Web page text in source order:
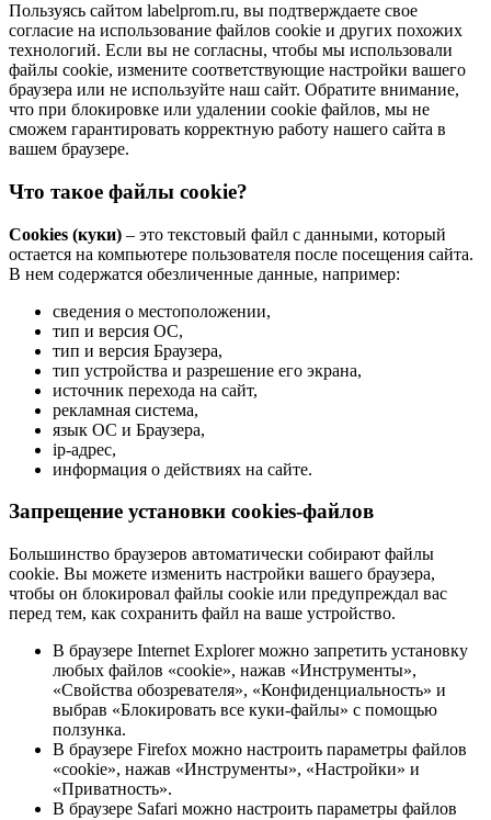
Пользуясь сайтом labelprom.ru, вы подтверждаете свое
согласие на использование файлов cookie и других похожих
технологий. Если вы не согласны, чтобы мы использовали
файлы cookie, измените соответствующие настройки вашего
браузера или не используйте наш сайт. Обратите внимание,
что при блокировке или удалении cookie файлов, мы не
сможем гарантировать корректную работу нашего сайта в
вашем браузере.
Что такое файлы cookie?
Cookies (куки) – это текстовый файл с данными, который
остается на компьютере пользователя после посещения сайта.
В нем содержатся обезличенные данные, например:
сведения о местоположении,
тип и версия ОС,
тип и версия Браузера,
тип устройства и разрешение его экрана,
источник перехода на сайт,
рекламная система,
язык ОС и Браузера,
ip-адрес,
информация о действиях на сайте.
Запрещение установки cookies-файлов
Большинство браузеров автоматически собирают файлы
cookie. Вы можете изменить настройки вашего браузера,
чтобы он блокировал файлы cookie или предупреждал вас
перед тем, как сохранить файл на ваше устройство.
В браузере Internet Explorer можно запретить установку
любых файлов «cookie», нажав «Инструменты»,
«Свойства обозревателя», «Конфиденциальность» и
выбрав «Блокировать все куки-файлы» с помощью
ползунка.
В браузере Firefox можно настроить параметры файлов
«cookie», нажав «Инструменты», «Настройки» и
«Приватность».
В браузере Safari можно настроить параметры файлов